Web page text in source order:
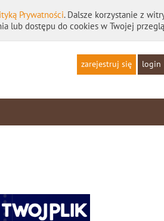
Prywatności. Dalsze korzystanie z
lub dostępu do cookies w Twojej
zarejestruj się login